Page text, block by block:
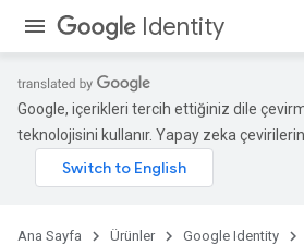
Identity
Google, içerikleri tercih ettiğiniz dile
teknolojisini kullanır. Yapay zeka
Ana Sayfa Ürünler Google Identity